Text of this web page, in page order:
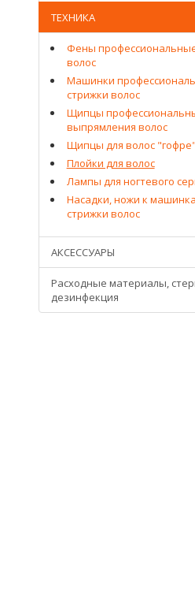
ТЕХНИКА
Фены
волос
Машинки
стрижки волос
Щипцы
выпрямления волос
Щипцы для волос "гофре"
Плойки для волос
Лампы для ногтевого
Насадки, ножи к
стрижки волос
АКСЕССУАРЫ
Расходные материалы,
дезинфекция